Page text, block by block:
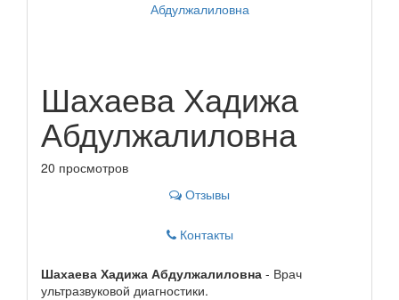
Шахаева Хадижа
Абдулжалиловна
20 просмотров
Отзывы
Контакты
Шахаева Хадижа Абдулжалиловна - Врач
ультразвуковой диагностики.